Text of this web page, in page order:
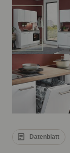
Datenblatt